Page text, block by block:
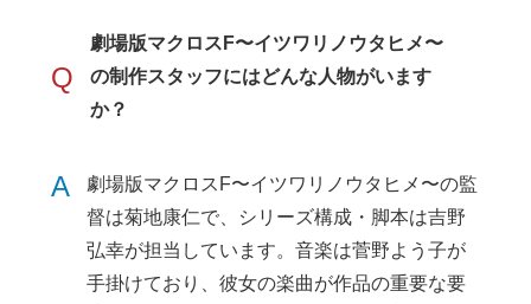
Q
劇場版マクロスF〜イツワリノウタヒメ〜
の制作スタッフにはどんな人物がいます
か？
A
劇場版マクロスF〜イツワリノウタヒメ〜の監
督は菊地康仁で、シリーズ構成・脚本は吉野
弘幸が担当しています。音楽は菅野よう子が
手掛けており、彼女の楽曲が作品の重要な要